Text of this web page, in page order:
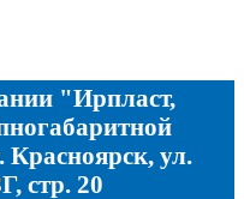
"Ирпласт,
Красноярск, ул.
стр. 20